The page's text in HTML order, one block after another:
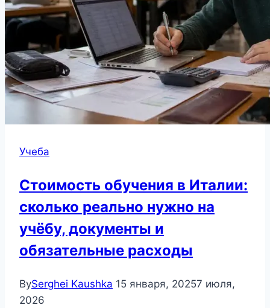
Учеба
Стоимость обучения в Италии:
сколько реально нужно на
учёбу, документы и
обязательные расходы
BySerghei Kaushka 15 января, 20257 июля,
2026